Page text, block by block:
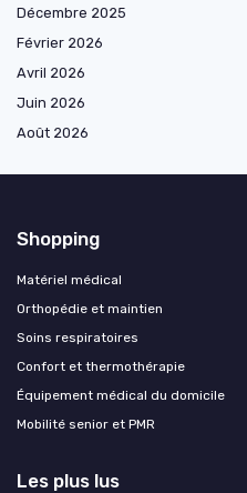
Décembre 2025
Février 2026
Avril 2026
Juin 2026
Août 2026
Shopping
Matériel médical
Orthopédie et maintien
Soins respiratoires
Confort et thermothérapie
Équipement médical du domicile
Mobilité senior et PMR
Les plus lus